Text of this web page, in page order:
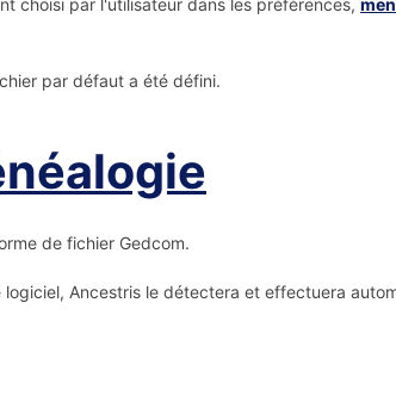
choisi par l'utilisateur dans les préférences,
par défaut a été défini.
de fichier Gedcom.
Ancestris le détectera et effectuera